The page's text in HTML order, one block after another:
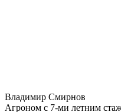
Владимир Смирнов
Агроном с 7-ми летним